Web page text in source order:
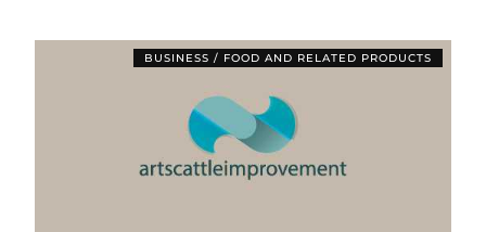
BUSINESS / FOOD AND RELATED PRODUCTS